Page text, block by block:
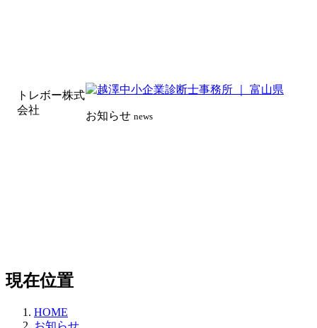
トレボー株式
会社
お知らせ news
現在位置
HOME
お知らせ